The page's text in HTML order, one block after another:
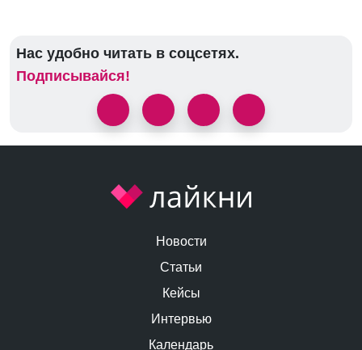
Нас удобно читать в соцсетях.
Подписывайся!
Новости
Статьи
Кейсы
Интервью
Календарь